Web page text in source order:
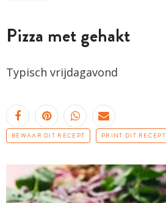
Pizza met gehakt
Typisch vrijdagavond
BEWAAR DIT RECEPT PRINT DIT RECEPT